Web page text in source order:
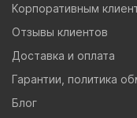
Корпоративным
Отзывы клиентов
Доставка и оплата
Гарантии, политика
Блог